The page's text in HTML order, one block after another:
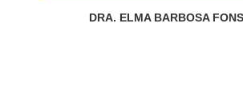
DRA. ELMA BARBOSA